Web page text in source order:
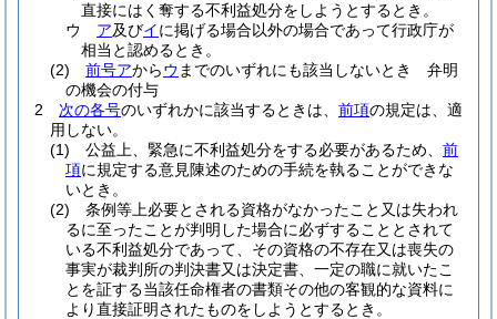
直接にはく奪する不利益処分をしようとするとき。
ウ
ア及びイに掲げる場合以外の場合であって行政庁が
相当と認めるとき。
(2)
前号アからウ までのいずれにも該当しないとき 弁明
の機会の付与
2
次の各号のいずれかに該当するときは、 前項の規定は、適
用しない。
(1)
公益上、緊急に不利益処分をする必要があるため、 前
項に規定する意見陳述のための手続を執ることができな
いとき。
(2)
条例等上必要とされる資格がなかったこと又は失われ
るに至ったことが判明した場合に必ずすることとされて
いる不利益処分であって、その資格の不存在又は喪失の
事実が裁判所の判決書又は決定書、一定の職に就いたこ
とを証する当該任命権者の書類その他の客観的な資料に
より直接証明されたものをしようとするとき。